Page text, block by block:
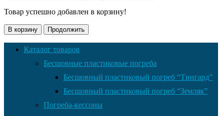
Товар успешно добавлен в корзину!
В корзину Продолжить
Каталог товаров
Бесшовные пластиковые погреба
Бесшовный пластиковый погреб “Тингард”
Бесшовный пластиковый погреб “Земляк”
Погреба-кессоны